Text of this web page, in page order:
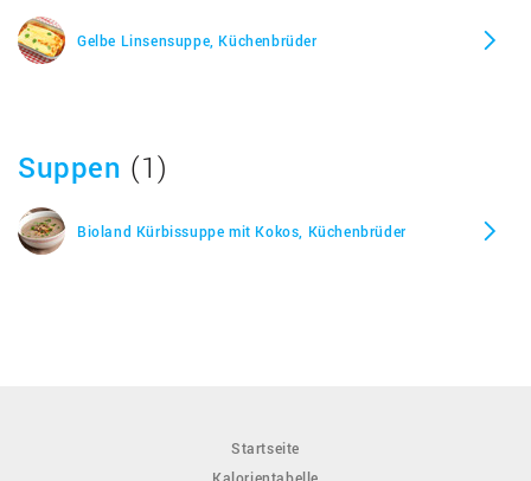
Gelbe Linsensuppe, Küchenbrüder
Suppen (1)
Bioland Kürbissuppe mit Kokos, Küchenbrüder
Startseite